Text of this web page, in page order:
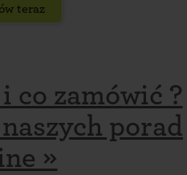
teraz
co zamówić ?
porad
»